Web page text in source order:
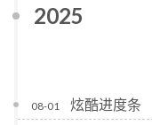
2025
08-01 炫酷进度条